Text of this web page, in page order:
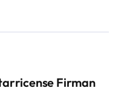
Firman